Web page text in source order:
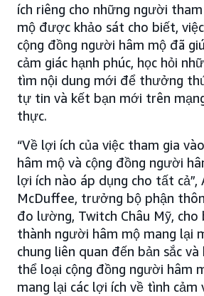
ích riêng cho những người
mộ được khảo sát cho biết,
cộng đồng người hâm mộ đã
cảm giác hạnh phúc, học hỏi
tìm nội dung mới để thưởng
tự tin và kết bạn mới trên
thực.
“Về lợi ích của việc tham gia
hâm mộ và cộng đồng người
lợi ích nào áp dụng cho tất cả”,
McDuffee, trưởng bộ phận
đo lường, Twitch Châu Mỹ, cho
thành người hâm mộ mang lại
chung liên quan đến bản sắc và
thể loại cộng đồng người hâm
mang lại các lợi ích về tình cảm